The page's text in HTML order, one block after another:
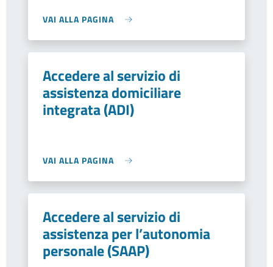
VAI ALLA PAGINA
Accedere al servizio di
assistenza domiciliare
integrata (ADI)
VAI ALLA PAGINA
Accedere al servizio di
assistenza per l’autonomia
personale (SAAP)